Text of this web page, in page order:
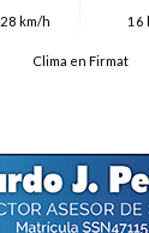
28 km/h
16
Clima en Firmat